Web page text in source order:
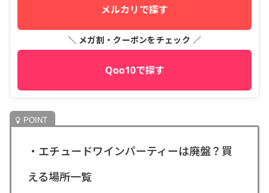
メルカリで探す
＼ メガ割・クーポンをチェック ／
Qoo10で探す
・エチュードワインパーティーは廃盤？買
える場所一覧